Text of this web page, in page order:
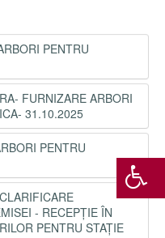
PENTRU
FURNIZARE ARBORI
31.10.2025
PENTRU
- RECEPȚIE ÎN
PENTRU STAȚIE